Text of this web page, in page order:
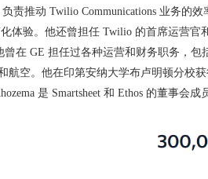
负责推动 Twilio Communications 业务的
体验。他还曾担任 Twilio 的首席运营官
在 GE 担任过各种运营和财务职务，包
航空。他在印第安纳大学布卢明顿分校
是 Smartsheet 和 Ethos 的董事会成